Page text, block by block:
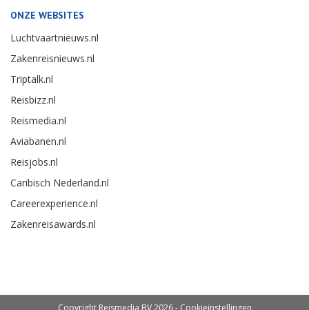
ONZE WEBSITES
Luchtvaartnieuws.nl
Zakenreisnieuws.nl
Triptalk.nl
Reisbizz.nl
Reismedia.nl
Aviabanen.nl
Reisjobs.nl
Caribisch Nederland.nl
Careerexperience.nl
Zakenreisawards.nl
Copyright Reismedia BV 2026 - Cookieinstellingen